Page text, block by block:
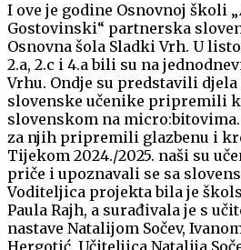
I ove je godine Osnovnoj školi
Gostovinski“ partnerska
Osnovna šola Sladki Vrh. U
2.a, 2.c i 4.a bili su na
Vrhu. Ondje su predstavili
slovenske učenike pripremili
slovenskom na
za njih pripremili glazbenu i
Tijekom 2024./2025. naši su
priče i upoznavali se sa
Voditeljica projekta bila je
Paula Rajh, a surađivala je s
nastave Natalijom Sočev,